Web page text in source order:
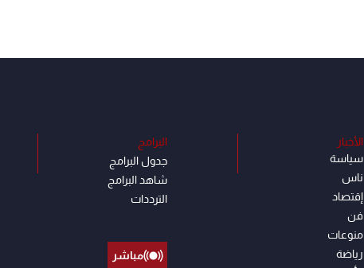
الأخبار
سياسة
ناس
إقتصاد
فن
منوعات
رياضة
البرامج
جدول البرامج
شاهد البرامج
الترددات
مباشر